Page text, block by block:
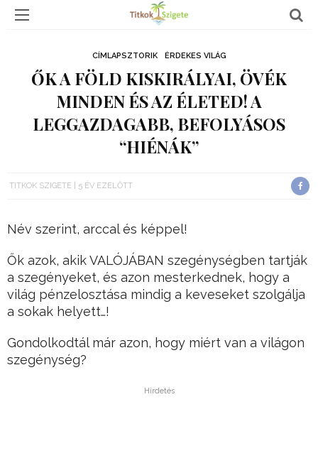
CÍMLAPSZTORIK ÉRDEKES VILÁG
ŐK A FÖLD KISKIRÁLYAI, ÖVÉK
MINDEN ÉS AZ ÉLETED! A
LEGGAZDAGABB, BEFOLYÁSOS
“HIÉNÁK”
TITKOK SZIGETE 5 ÉV EZELŐTT
Név szerint, arccal és képpel!
Ők azok, akik VALÓJÁBAN szegénységben tartják
a szegényeket, és azon mesterkednek, hogy a
világ pénzelosztása mindig a keveseket szolgálja
a sokak helyett…!
Gondolkodtál már azon, hogy miért van a világon
szegénység?
Hirdetés